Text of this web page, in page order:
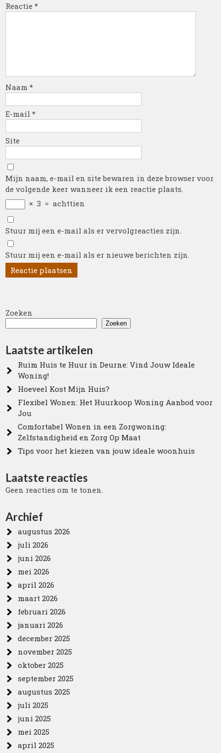
Reactie*
Naam*
E-mail*
Site
Mijn naam, e-mail en site bewaren in deze browser voor
de volgende keer wanneer ik een reactie plaats.
× 3 = achttien
Stuur mij een e-mail als er vervolgreacties zijn.
Stuur mij een e-mail als er nieuwe berichten zijn.
Zoeken
Zoeken
Laatste artikelen
Ruim Huis te Huur in Deurne: Vind Jouw Ideale
Woning!
Hoeveel Kost Mijn Huis?
Flexibel Wonen: Het Huurkoop Woning Aanbod voor
Jou
Comfortabel Wonen in een Zorgwoning:
Zelfstandigheid en Zorg Op Maat
Tips voor het kiezen van jouw ideale woonhuis
Laatste reacties
Geen reacties om te tonen.
Archief
augustus 2026
juli 2026
juni 2026
mei 2026
april 2026
maart 2026
februari 2026
januari 2026
december 2025
november 2025
oktober 2025
september 2025
augustus 2025
juli 2025
juni 2025
mei 2025
april 2025